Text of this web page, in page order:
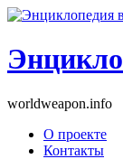
worldweapon.info
О проекте
Контакты